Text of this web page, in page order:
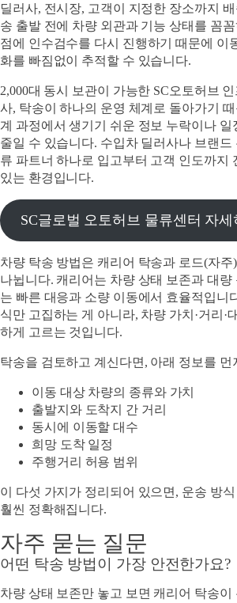
딜러사, 전시장, 고객이 지정한 장소까지
송 출발 전에 차량 외관과 기능 상태를 꼼꼼
점에 인수검수를 다시 진행하기 때문에 이
화를 빠짐없이 추적할 수 있습니다.
2,000대 동시 보관이 가능한 SC오토허브
사, 탁송이 하나의 운영 체계로 돌아가기
계 과정에서 생기기 쉬운 정보 누락이나 일
줄일 수 있습니다. 수입차 딜러사나 브랜드
류 파트너 하나로 입고부터 고객 인도까지
있는 환경입니다.
SC글로벌 오토허브 물류센터 자세
차량 탁송 방법은 캐리어 탁송과 로드(자주
나뉩니다. 캐리어는 차량 상태 보존과 대량
는 빠른 대응과 소량 이동에서 효율적입니
식만 고집하는 게 아니라, 차량 가치·거리·
하게 고르는 것입니다.
탁송을 검토하고 계신다면, 아래 정보를 먼
이동 대상 차량의 종류와 가치
출발지와 도착지 간 거리
동시에 이동할 대수
희망 도착 일정
주행거리 허용 범위
이 다섯 가지가 정리되어 있으면, 운송 방식
훨씬 정확해집니다.
자주 묻는 질문
어떤 탁송 방법이 가장 안전한가요?
차량 상태 보존만 놓고 보면 캐리어 탁송이